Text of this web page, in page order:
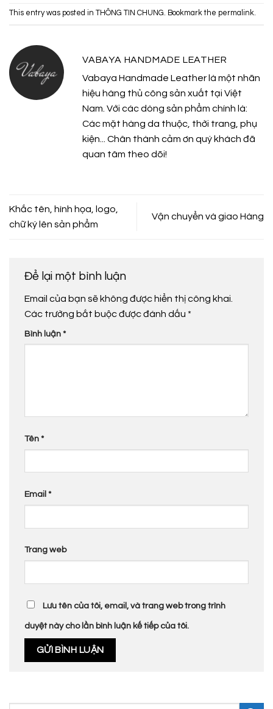
This entry was posted in THÔNG TIN CHUNG. Bookmark the permalink.
VABAYA HANDMADE LEATHER
Vabaya Handmade Leather là một nhãn
hiệu hàng thủ công sản xuất tại Việt
Nam. Với các dòng sản phẩm chính là:
Các mặt hàng da thuộc, thời trang, phụ
kiện... Chân thành cảm ơn quý khách đã
quan tâm theo dõi!
Khắc tên, hình họa, logo,
chữ ký lên sản phẩm
Vận chuyển và giao Hàng
Để lại một bình luận
Email của bạn sẽ không được hiển thị công khai.
Các trường bắt buộc được đánh dấu *
Bình luận *
Tên *
Email *
Trang web
Lưu tên của tôi, email, và trang web trong trình
duyệt này cho lần bình luận kế tiếp của tôi.